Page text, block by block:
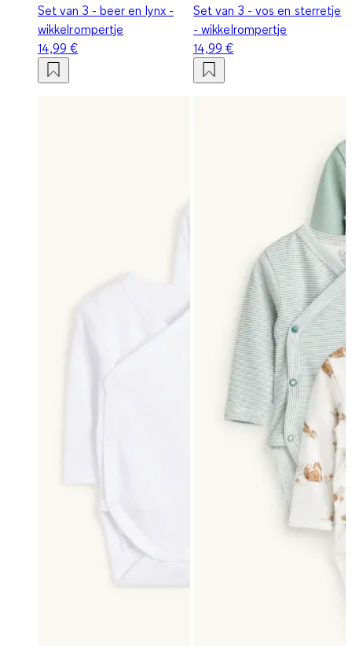
Set van 3 - beer en lynx -
wikkelrompertje
14,99 €
Set van 3 - vos en sterretje
- wikkelrompertje
14,99 €